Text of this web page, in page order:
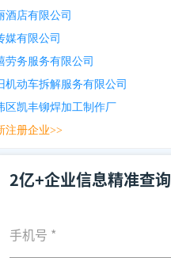
酒店有限公司
媒有限公司
劳务服务有限公司
机动车拆解服务有限公司
区凯丰铆焊加工制作厂
注册企业>>
2亿+企业信息精准查询
手机号 *